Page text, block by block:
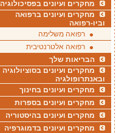
מחקרים ועיונים בפסיכולוגיה
מחקרים ועיונים ברפואה
וביו-רפואה
רפואה משלימה
רפואה אלטרנטיבית
הבריאות שלך
מחקרים ועיונים בסוציולוגיה
ובאנתרופולגיה
מחקרים ועיונים בחינוך
מחקרים ועיונים בספרות
מחקרים ועיונים בהיסטוריה
מחקרים ועיונים בדמוגרפיה